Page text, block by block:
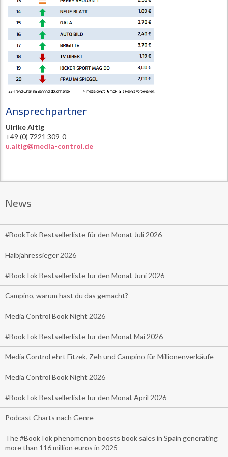
Ansprechpartner
Ulrike Altig
+49 (0) 7221 309-0
u.altig@media-control.de
News
#BookTok Bestsellerliste für den Monat Juli 2026
Halbjahressieger 2026
#BookTok Bestsellerliste für den Monat Juni 2026
Campino, warum hast du das gemacht?
Media Control Book Night 2026
#BookTok Bestsellerliste für den Monat Mai 2026
Media Control ehrt Fitzek, Zeh und Campino für Millionenverkäufe
Media Control Book Night 2026
#BookTok Bestsellerliste für den Monat April 2026
Podcast Charts nach Genre
The #BookTok phenomenon boosts book sales in Spain generating
more than 116 million euros in 2025